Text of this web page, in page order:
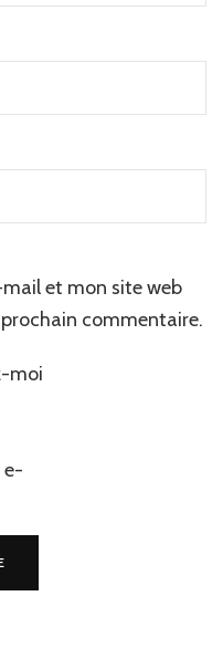
et mon site web
commentaire.
moi
e-